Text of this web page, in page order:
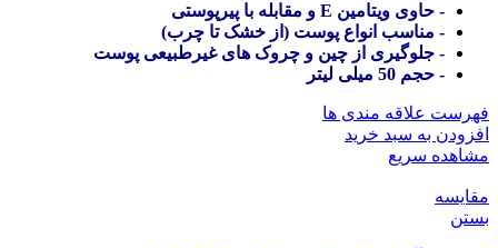
- حاوی ویتامین E و مقابله با پیرپوستی
- مناسب انواع پوست (از خشک تا چرب)
- جلوگیری از چین و چروک های غیرطبیعی پوست
- حجم 50 میلی لیتر
فهرست علاقه مندی ها
افزودن به سبد خرید
مشاهده سریع
مقایسه
بستن